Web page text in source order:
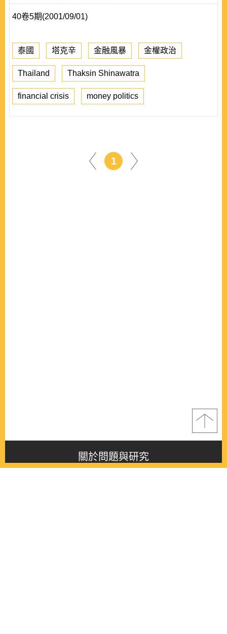
40卷5期(2001/09/01)
泰國 塔克辛 金融風暴 金權政治
Thailand Thaksin Shinawatra
financial crisis money politics
1
關於問題與研究
About this journal